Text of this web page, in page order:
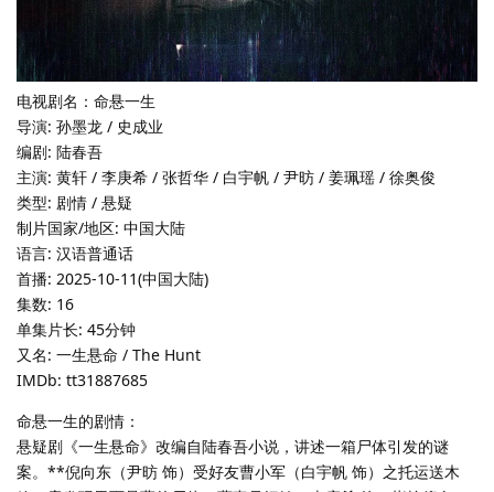
电视剧名：命悬一生
导演: 孙墨龙 / 史成业
编剧: 陆春吾
主演: 黄轩 / 李庚希 / 张哲华 / 白宇帆 / 尹昉 / 姜珮瑶 / 徐奥俊
类型: 剧情 / 悬疑
制片国家/地区: 中国大陆
语言: 汉语普通话
首播: 2025-10-11(中国大陆)
集数: 16
单集片长: 45分钟
又名: 一生悬命 / The Hunt
IMDb: tt31887685
命悬一生的剧情：
悬疑剧《一生悬命》改编自陆春吾小说，讲述一箱尸体引发的谜
案。**倪向东（尹昉 饰）受好友曹小军（白宇帆 饰）之托运送木